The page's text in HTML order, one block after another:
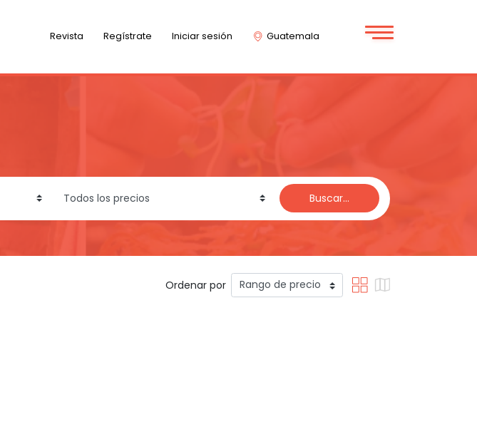
Revista Regístrate Iniciar sesión Guatemala
price Buscar...
Ordenar por